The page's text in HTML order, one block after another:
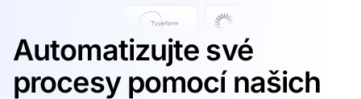
Automatizujte své
procesy pomocí našich